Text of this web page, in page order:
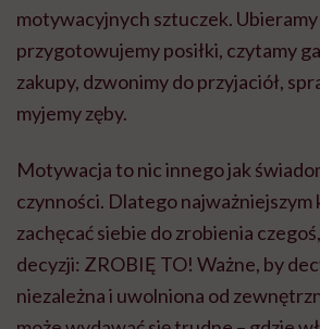
motywacyjnych sztuczek. Ubieramy
przygotowujemy posiłki, czytamy
zakupy, dzwonimy do przyjaciół,
myjemy zęby.
Motywacja to nic innego jak
czynności. Dlatego najważniejszym
zachęcać siebie do zrobienia
decyzji: ZROBIĘ TO! Ważne, by
niezależna i uwolniona od